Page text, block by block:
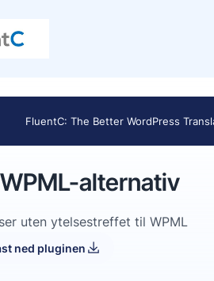
FluentC: The Better WordPress
alternativ
uten ytelsestreffet til WPML
ned pluginen